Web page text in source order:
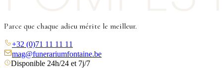
Parce que chaque adieu mérite le meilleur.
+32 (0)71 11 11 11
mag@funerariumfontaine.be
Disponible 24h/24 et 7j/7